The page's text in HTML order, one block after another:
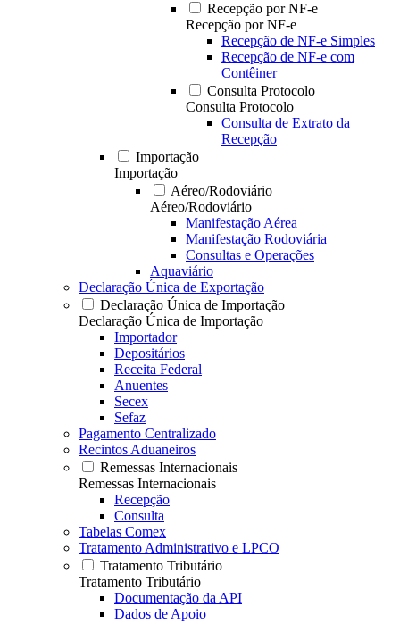
Recepção por NF-e
Recepção por NF-e
Recepção de NF-e Simples
Recepção de NF-e com
Contêiner
Consulta Protocolo
Consulta Protocolo
Consulta de Extrato da
Recepção
Importação
Importação
Aéreo/Rodoviário
Aéreo/Rodoviário
Manifestação Aérea
Manifestação Rodoviária
Consultas e Operações
Aquaviário
Declaração Única de Exportação
Declaração Única de Importação
Declaração Única de Importação
Importador
Depositários
Receita Federal
Anuentes
Secex
Sefaz
Pagamento Centralizado
Recintos Aduaneiros
Remessas Internacionais
Remessas Internacionais
Recepção
Consulta
Tabelas Comex
Tratamento Administrativo e LPCO
Tratamento Tributário
Tratamento Tributário
Documentação da API
Dados de Apoio